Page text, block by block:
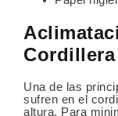
Una de las
sufren en el
altura. Para